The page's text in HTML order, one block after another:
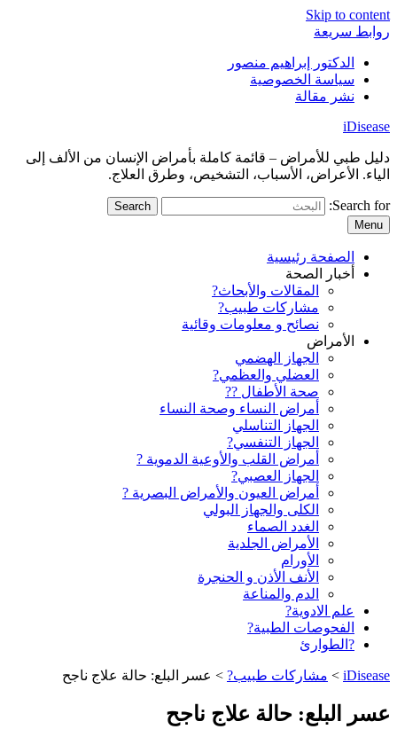
Skip to content
روابط سريعة
الدكتور إبراهيم منصور
سياسة الخصوصية
نشر مقالة
iDisease
دليل طبي للأمراض – قائمة كاملة بأمراض الإنسان من الألف إلى
الياء. الأعراض، الأسباب، التشخيص، وطرق العلاج.
Search for:
Menu
الصفحة رئيسية
أخبار الصحة
المقالات والأبحاث?
مشاركات طبيب?
نصائح و معلومات وقائية
الأمراض
الجهاز الهضمي
العضلي والعظمي?
صحة الأطفال ??
أمراض النساء وصحة النساء
الجهاز التناسلي
الجهاز التنفسي?
أمراض القلب والأوعية الدموية ?
الجهاز العصبي?
أمراض العيون والأمراض البصرية ?️
الكلى والجهاز البولي
الغدد الصماء
الأمراض الجلدية
الأورام
الأنف الأذن و الحنجرة
الدم والمناعة
علم الادوية?
الفحوصات الطبية?
?الطوارئ
iDisease
> مشاركات طبيب? > عسر البلع: حالة علاج ناجح
عسر البلع: حالة علاج ناجح